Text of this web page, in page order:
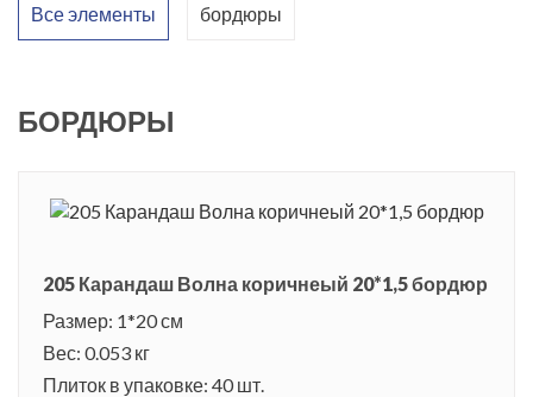
Все элементы бордюры
БОРДЮРЫ
205 Карандаш Волна коричнеый 20*1,5 бордюр
Размер: 1*20 см
Вес: 0.053 кг
Плиток в упаковке: 40 шт.